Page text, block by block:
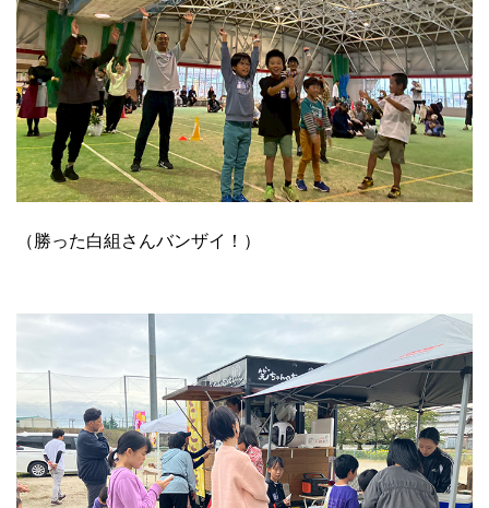
（勝った白組さんバンザイ！）